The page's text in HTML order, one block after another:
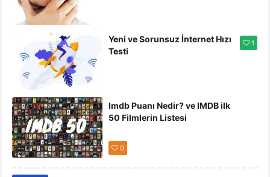
Yeni ve Sorunsuz İnternet Hızı
Testi
1
Imdb Puanı Nedir? ve IMDB ilk
50 Filmlerin Listesi
0